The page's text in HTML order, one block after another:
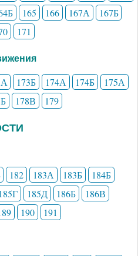
165 166 167А
167Б
171
173Б 174А 174Б
175А
178В 179
182 183А 183Б
184Б
185Г 185Д 186Б
186В
190 191